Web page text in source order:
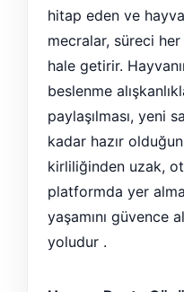
hitap eden ve
mecralar, süreci
hale getirir.
beslenme
paylaşılması, yeni
kadar hazır
kirliliğinden uzak,
platformda yer
yaşamını güvence
yoludur .